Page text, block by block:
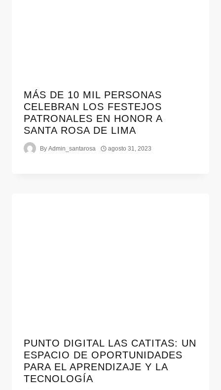
MÁS DE 10 MIL PERSONAS
CELEBRAN LOS FESTEJOS
PATRONALES EN HONOR A
SANTA ROSA DE LIMA
By Admin_santarosa agosto 31, 2023
PUNTO DIGITAL LAS CATITAS: UN
ESPACIO DE OPORTUNIDADES
PARA EL APRENDIZAJE Y LA
TECNOLOGÍA